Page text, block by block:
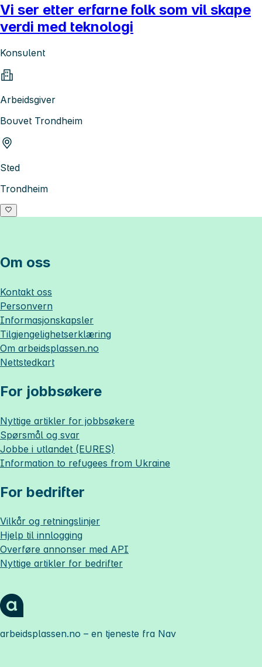
Vi ser etter erfarne folk som vil skape
verdi med teknologi
Konsulent
Arbeidsgiver
Bouvet Trondheim
Sted
Trondheim
Om oss
Kontakt oss
Personvern
Informasjonskapsler
Tilgjengelighetserklæring
Om arbeidsplassen.no
Nettstedkart
For jobbsøkere
Nyttige artikler for jobbsøkere
Spørsmål og svar
Jobbe i utlandet (EURES)
Information to refugees from Ukraine
For bedrifter
Vilkår og retningslinjer
Hjelp til innlogging
Overføre annonser med API
Nyttige artikler for bedrifter
arbeidsplassen.no – en tjeneste fra Nav